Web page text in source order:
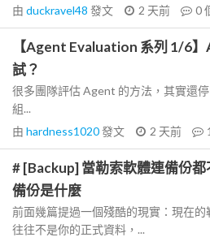
由 duckravel48 發文 2 天前 0
【Agent Evaluation 系列 1/6
試？
很多團隊評估 Agent 的方法，其實還
組...
由 hardness1020發文 2 天前 1
# [Backup] 當勒索軟體連備份
備份是什麼
前面幾篇提過一個殘酷的現實：現在
往往不是你的正式資料，...